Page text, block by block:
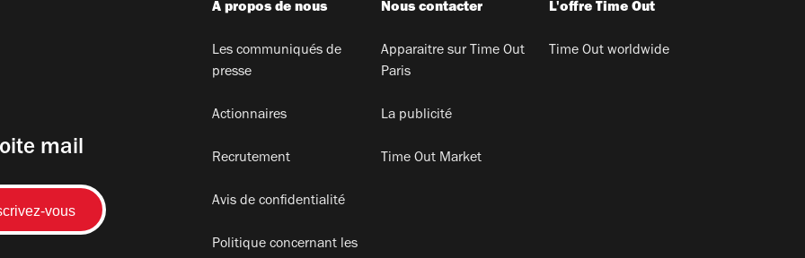
mail
A propos de nous
Les communiqués de
presse
Actionnaires
Recrutement
Avis de confidentialité
Politique concernant les
Nous contacter
Apparaitre sur Time Out
Paris
La publicité
Time Out Market
L'offre Time Out
Time Out worldwide